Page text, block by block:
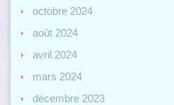
octobre 2024
août 2024
avril 2024
mars 2024
décembre 2023